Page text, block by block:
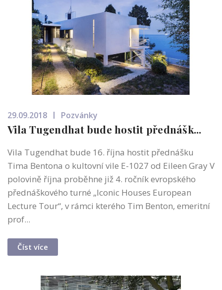
29.09.2018 Pozvánky
Vila Tugendhat bude hostit přednášk...
Vila Tugendhat bude 16. října hostit přednášku
Tima Bentona o kultovní vile E-1027 od Eileen Gray V
polovině října proběhne již 4. ročník evropského
přednáškového turné „Iconic Houses European
Lecture Tour“, v rámci kterého Tim Benton, emeritní
prof...
Číst více